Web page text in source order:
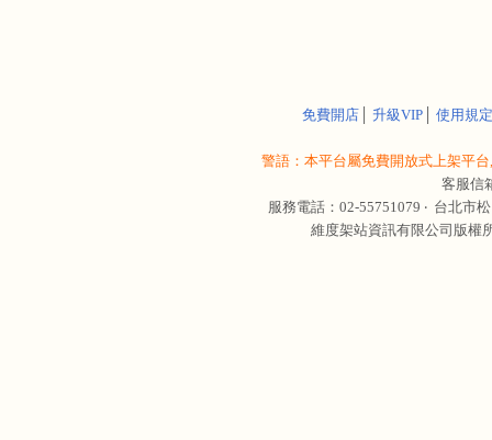
免費開店│ 升級VIP│ 使用規定
警語：本平台屬免費開放式上架平
客服信
服務電話：02-55751079 ‧ 台北市
維度架站資訊有限公司版權